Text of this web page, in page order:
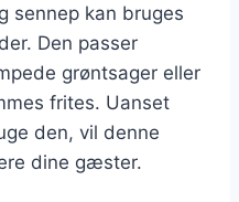
sennep kan bruges
Den passer
grøntsager eller
frites. Uanset
den, vil denne
dine gæster.